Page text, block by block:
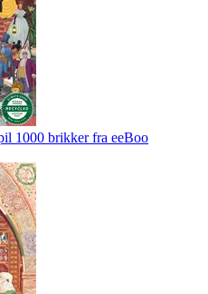
1000 brikker fra eeBoo